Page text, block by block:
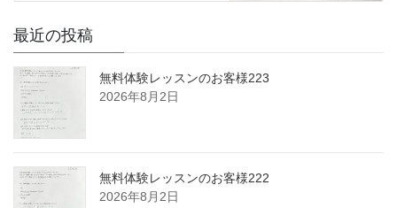
最近の投稿
無料体験レッスンのお客様223
2026年8月2日
無料体験レッスンのお客様222
2026年8月2日